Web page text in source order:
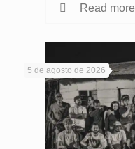
Read more
5 de agosto de 2026